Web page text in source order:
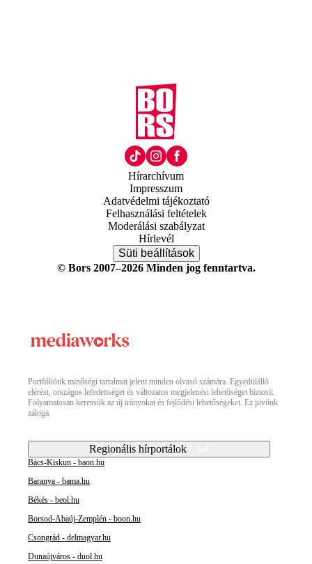
Hírarchívum
Impresszum
Adatvédelmi tájékoztató
Felhasználási feltételek
Moderálási szabályzat
Hírlevél
Süti beállítások
© Bors 2007–2026 Minden jog fenntartva.
Portfóliónk minőségi tartalmat jelent minden olvasó számára. Egyedülálló
elérést, országos lefedettséget és változatos megjelenési lehetőséget biztosít.
Folyamatosan keressük az új irányokat és fejlődési lehetőségeket. Ez jövőnk
záloga.
Regionális hírportálok
Bács-Kiskun - baon.hu
Baranya - bama.hu
Békés - beol.hu
Borsod-Abaúj-Zemplén - boon.hu
Csongrád - delmagyar.hu
Dunaújváros - duol.hu